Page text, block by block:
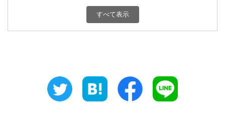
600円 富山県
600円 三重県
すべて表示